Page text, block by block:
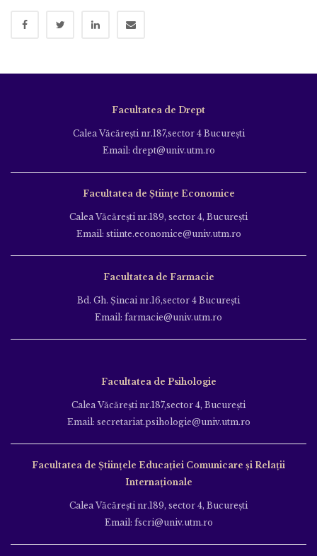
Facultatea de Drept
Calea Văcăreşti nr.187,sector 4 Bucureşti
Email: drept@univ.utm.ro
Facultatea de Științe Economice
Calea Văcăreşti nr.189, sector 4, Bucureşti
Email: stiinte.economice@univ.utm.ro
Facultatea de Farmacie
Bd. Gh. Şincai nr.16,sector 4 Bucureşti
Email: farmacie@univ.utm.ro
Facultatea de Psihologie
Calea Văcăreşti nr.187,sector 4, Bucureşti
Email: secretariat.psihologie@univ.utm.ro
Facultatea de Ştiinţele Educației Comunicare și Relații
Internaționale
Calea Văcăreşti nr.189, sector 4, Bucureşti
Email: fscri@univ.utm.ro